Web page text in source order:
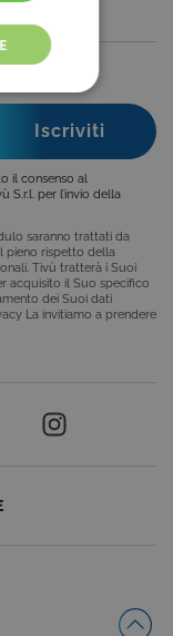
il consenso al
S.r.l. per l’invio della
saranno trattati da
pieno rispetto della
Tivù tratterà i Suoi
acquisito il Suo specifico
dei Suoi dati
La invitiamo a prendere
in
caso